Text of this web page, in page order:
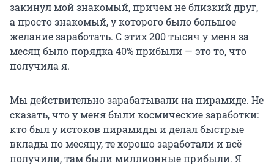
закинул мой знакомый, причем не близкий друг,
а просто знакомый, у которого было большое
желание заработать. С этих 200 тысяч у меня за
месяц было порядка 40% прибыли — это то, что
получила я.
Мы действительно зарабатывали на пирамиде. Не
сказать, что у меня были космические заработки:
кто был у истоков пирамиды и делал быстрые
вклады по месяцу, те хорошо заработали и всё
получили, там были миллионные прибыли. Я